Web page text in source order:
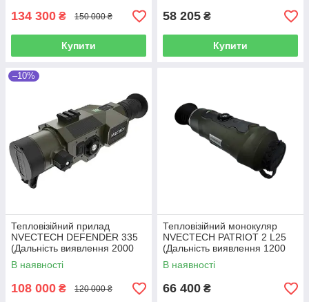
134 300 ₴ 150 000 ₴
Купити
58 205 ₴
Купити
–10%
Тепловізійний прилад
NVECTECH DEFENDER 335
(Дальність виявлення 2000
м)
В наявності
108 000 ₴ 120 000 ₴
Тепловізійний монокуляр
NVECTECH PATRIOT 2 L25
(Дальність виявлення 1200
м)
В наявності
66 400 ₴